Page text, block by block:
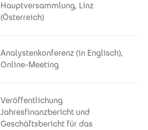
Hauptversammlung, Linz
(Österreich)
Analystenkonferenz (in Englisch),
Online-Meeting
Veröffentlichung
Jahresfinanzbericht und
Geschäftsbericht für das